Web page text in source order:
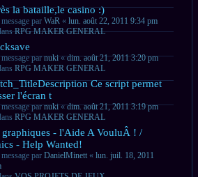
la bataille,le casino :)
par WaR « lun. août 22, 2011 9:34 pm
RPG MAKER GENERAL
parnuki«dim. août 21, 2011 3:20 pm
RPG MAKER GENERAL
Ce script permet
l'écran t
parnuki«dim. août 21, 2011 3:19 pm
RPG MAKER GENERAL
graphiques - l'Aide A VouluÂ ! /
- Help Wanted!
par DanielMinett « lun. juil. 18, 2011